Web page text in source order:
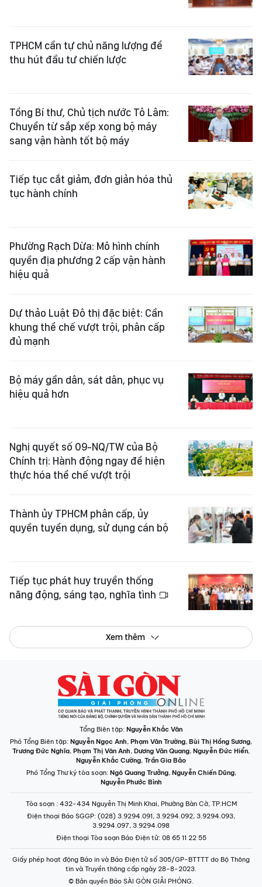
TPHCM cần tự chủ năng lượng để
thu hút đầu tư chiến lược
Tổng Bí thư, Chủ tịch nước Tô Lâm:
Chuyển từ sắp xếp xong bộ máy
sang vận hành tốt bộ máy
Tiếp tục cắt giảm, đơn giản hóa thủ
tục hành chính
Phường Rạch Dừa: Mô hình chính
quyền địa phương 2 cấp vận hành
hiệu quả
Dự thảo Luật Đô thị đặc biệt: Cần
khung thể chế vượt trội, phân cấp
đủ mạnh
Bộ máy gần dân, sát dân, phục vụ
hiệu quả hơn
Nghị quyết số 09-NQ/TW của Bộ
Chính trị: Hành động ngay để hiện
thực hóa thể chế vượt trội
Thành ủy TPHCM phân cấp, ủy
quyền tuyển dụng, sử dụng cán bộ
Tiếp tục phát huy truyền thống
năng động, sáng tạo, nghĩa tình
Xem thêm
Tổng Biên tập: Nguyễn Khắc Văn
Phó Tổng Biên tập: Nguyễn Ngọc Anh, Phạm Văn Trường, Bùi Thị Hồng Sương,
Trương Đức Nghĩa, Phạm Thị Vân Anh, Dương Văn Quang, Nguyễn Đức Hiển,
Nguyễn Khắc Cường, Trần Gia Bảo
Phó Tổng Thư ký tòa soạn: Ngô Quang Trưởng, Nguyễn Chiến Dũng,
Nguyễn Phước Bình
Tòa soạn : 432-434 Nguyễn Thị Minh Khai, Phường Bàn Cờ, TP.HCM
Điện thoại Báo SGGP: (028) 3.9294.091, 3.9294.092, 3.9294.093,
3.9294.097, 3.9294.098
Điện thoại Tòa soạn Báo Điện tử: 08 65 11 22 55
Giấy phép hoạt động Báo in và Báo Điện tử số 305/GP-BTTTT do Bộ Thông
tin và Truyền thông cấp ngày 28-8-2023.
© Bản quyền Báo SÀI GÒN GIẢI PHÓNG.